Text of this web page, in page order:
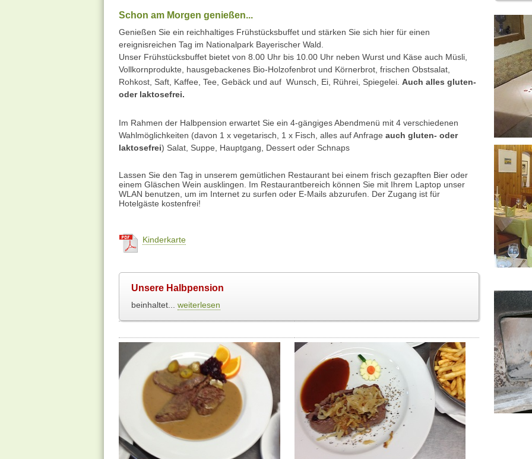
Schon am Morgen genießen...
Genießen Sie ein reichhaltiges Frühstücksbuffet und stärken Sie sich hier für einen
ereignisreichen Tag im Nationalpark Bayerischer Wald.
Unser Frühstücksbuffet bietet von 8.00 Uhr bis 10.00 Uhr neben Wurst und Käse auch Müsli,
Vollkornprodukte, hausgebackenes Bio-Holzofenbrot und Körnerbrot, frischen Obstsalat,
Rohkost, Saft, Kaffee, Tee, Gebäck und auf Wunsch, Ei, Rührei, Spiegelei. Auch alles gluten-
oder laktosefrei.
Im Rahmen der Halbpension erwartet Sie ein 4-gängiges Abendmenü mit 4 verschiedenen
Wahlmöglichkeiten (davon 1 x vegetarisch, 1 x Fisch, alles auf Anfrage auch gluten- oder
laktosefrei) Salat, Suppe, Hauptgang, Dessert oder Schnaps
Lassen Sie den Tag in unserem gemütlichen Restaurant bei einem frisch gezapften Bier oder
einem Gläschen Wein ausklingen. Im Restaurantbereich können Sie mit Ihrem Laptop unser
WLAN benutzen, um im Internet zu surfen oder E-Mails abzurufen. Der Zugang ist für
Hotelgäste kostenfrei!
Kinderkarte
Unsere Halbpension
beinhaltet... weiterlesen